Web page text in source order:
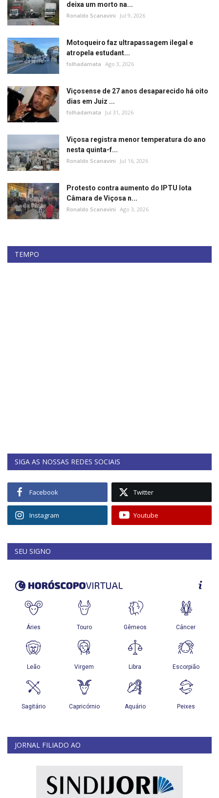
deixa um morto na...
Ronaldo Scanavini Jul 9, 2026
Motoqueiro faz ultrapassagem ilegal e
atropela estudant...
folhadamata Ago 3, 2026
Viçosense de 27 anos desaparecido há oito
dias em Juiz ...
folhadamata Jul 31, 2026
Viçosa registra menor temperatura do ano
nesta quinta-f...
Ronaldo Scanavini Jul 16, 2026
Protesto contra aumento do IPTU lota
Câmara de Viçosa n...
Ronaldo Scanavini Ago 3, 2026
TEMPO
SIGA AS NOSSAS REDES SOCIAIS
Facebook Twitter
Instagram Youtube
SEU SIGNO
JORNAL FILIADO AO